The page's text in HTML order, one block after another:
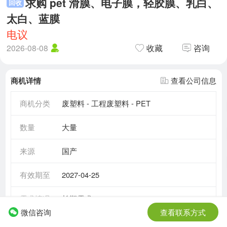
回收
太白、蓝膜
电议
2026-08-08 收藏 咨询
商机详情 查看公司信息
商机分类 废塑料 - 工程废塑料 - PET
数量 大量
来源 国产
有效期至 2027-04-25
需求情况 长期需求
微信咨询 查看联系方式